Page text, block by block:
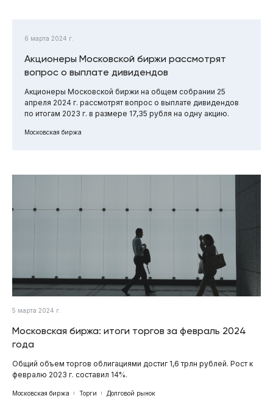
6 марта 2024 г.
Акционеры Московской биржи рассмотрят
вопрос о выплате дивидендов
Акционеры Московской биржи на общем собрании 25
апреля 2024 г. рассмотрят вопрос о выплате дивидендов
по итогам 2023 г. в размере 17,35 рубля на одну акцию.
Московская биржа
5 марта 2024 г.
Московская биржа: итоги торгов за февраль 2024
года
Общий объем торгов облигациями достиг 1,6 трлн рублей. Рост к
февралю 2023 г. составил 14%.
Московская биржа Торги Долговой рынок